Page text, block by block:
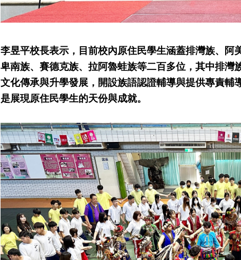
李昱平校長表示，目前校內原住民學生涵蓋排灣族、阿
卑南族、賽德克族、拉阿魯蛙族等二百多位，其中排
文化傳承與升學發展，開設族語認證輔導與提供專責
是展現原住民學生的天份與成就。